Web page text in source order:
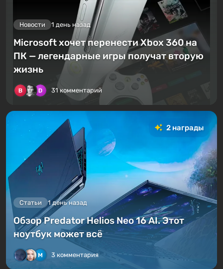
Новости 1 день назад
Microsoft хочет перенести Xbox 360 на
ПК — легендарные игры получат вторую
жизнь
31 комментарий
2 награды
Статьи 1 день назад
Обзор Predator Helios Neo 16 AI. Этот
ноутбук может всё
3 комментария